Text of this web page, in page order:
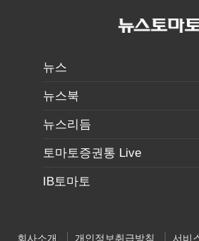
뉴스
뉴스북
뉴스리듬
토마토증권통 Live
IB토마토
회사소개 개인정보취급방침 서비